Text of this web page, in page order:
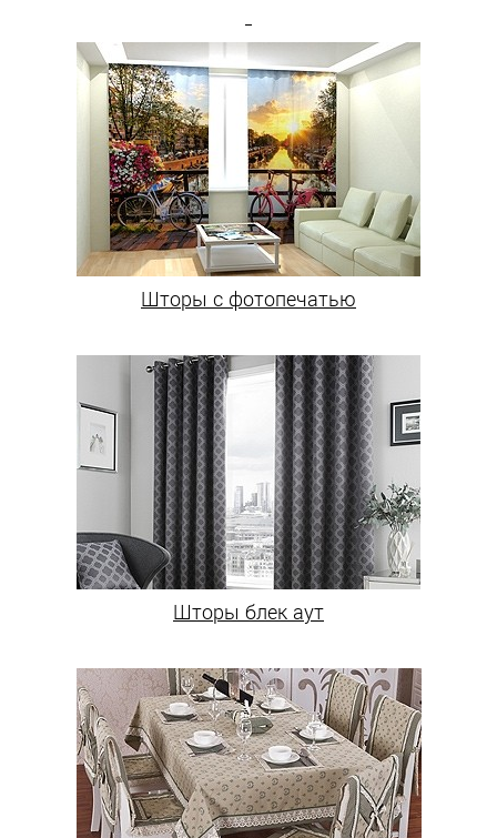
Шторы с фотопечатью
Шторы блек аут